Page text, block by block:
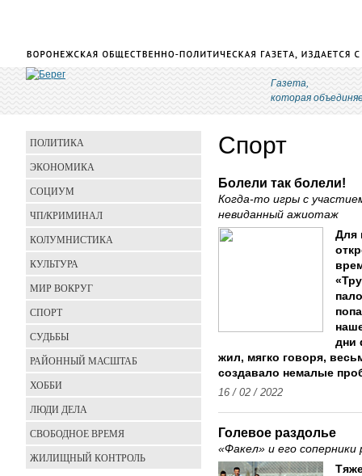
Газета,
которая
Спорт
Болели так болели!
Когда-то игры с
невиданный ажиотаж
Для
дни
жил, мягко говоря,
создавало немалые
16 / 02 / 2022
Голевое раздолье
«Факел» и его
ПОЛИТИКА
ЭКОНОМИКА
СОЦИУМ
ЧП/КРИМИНАЛ
КОЛУМНИСТИКА
КУЛЬТУРА
МИР ВОКРУГ
СПОРТ
СУДЬБЫ
РАЙОННЫЙ МАСШТАБ
ХОББИ
ЛЮДИ ДЕЛА
СВОБОДНОЕ ВРЕМЯ
ЖИЛИЩНЫЙ КОНТРОЛЬ